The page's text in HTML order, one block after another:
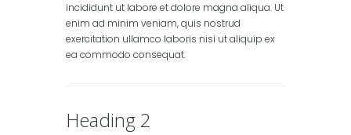
incididunt ut labore et dolore magna aliqua. Ut
enim ad minim veniam, quis nostrud
exercitation ullamco laboris nisi ut aliquip ex
ea commodo consequat.
Heading 2